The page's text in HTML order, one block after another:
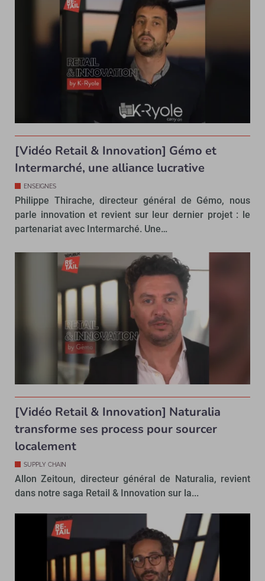
[Vidéo Retail & Innovation] Gémo et
Intermarché, une alliance lucrative
ENSEIGNES
Philippe Thirache, directeur général de Gémo, nous
parle innovation et revient sur leur dernier projet : le
partenariat avec Intermarché. Une…
[Vidéo Retail & Innovation] Naturalia
transforme ses process pour sourcer
localement
SUPPLY CHAIN
Allon Zeitoun, directeur général de Naturalia, revient
dans notre saga Retail & Innovation sur la...